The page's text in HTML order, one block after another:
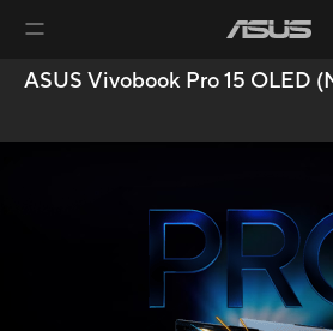
ASUS Vivobook Pro 15 OLED